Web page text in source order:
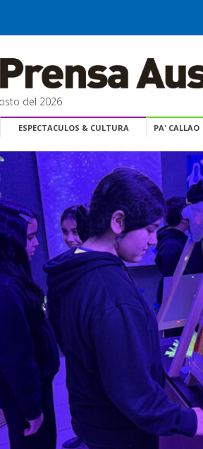
del 2026
ESPECTACULOS & CULTURA PA' CALLAO